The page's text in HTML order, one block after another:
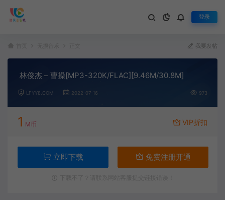
登录
我要发帖
林俊杰 – 曹操[MP3-320K/FLAC][9.46M/30.8M]
LFYY8.COM 2022-07-16 973
1 M币 VIP折扣
立即下载 免费注册开通